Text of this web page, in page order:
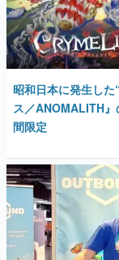
昭和日本に発生し
ス／ANOMALITH
間限定